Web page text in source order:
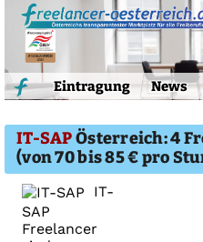
Eintragung News
IT-SAPÖsterreich: 4
(von 70 bis 85 € pro
IT-
SAP
Freelancer